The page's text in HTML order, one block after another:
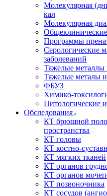
Молекулярная
кал
Молекулярная
Программы
Серологические
заболеваний
Тяжелые
Тяжелые металы
ФБУЗ
Химико-
Цитологические
Обследования
КТ брюшной
пространства
КТ головы
КТ костно-
КТ мягких тканей
КТ органов
КТ органов
КТ позвоночника
КТ сосудов